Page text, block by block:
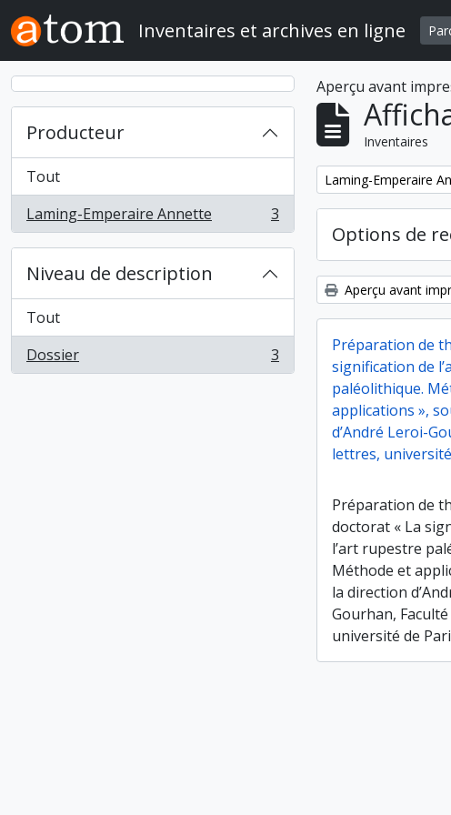
Skip to main content
Inventaires et archives en ligne
Producteur
Tout
Laming-Emperaire Annette
, 3 résultats 3
Niveau de description
Tout
Dossier
, 3 résultats 3
Aperçu avant
Inventaires
Remove filter:
Laming-Emperaire
Options de
Aperçu avant
Préparation de
signification de
paléolithique.
applications »,
d’André Leroi-
lettres,
Préparation de
doctorat « La
l’art rupestre
Méthode et
la direction
Gourhan,
université de